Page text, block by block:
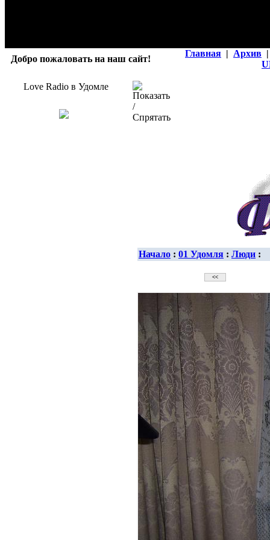
Добро пожаловать на наш сайт!
Главная | Архив |
Love Radio в Удомле
Начало : 01 Удомля : Люди :